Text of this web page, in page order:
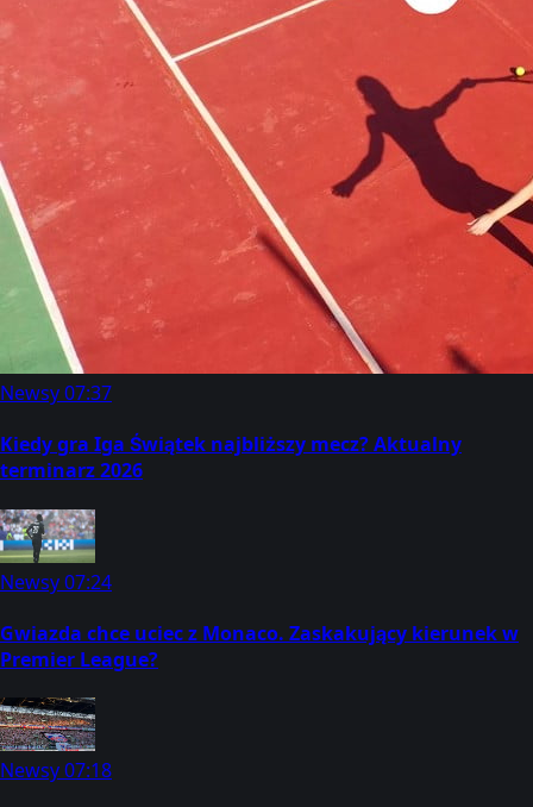
Newsy07:37
Kiedy gra Iga Świątek najbliższy mecz? Aktualny
terminarz 2026
Newsy07:24
Gwiazda chce uciec z Monaco. Zaskakujący kierunek w
Premier League?
Newsy07:18